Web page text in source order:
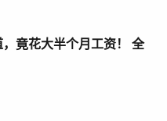
竟花大半个月工资！ 全